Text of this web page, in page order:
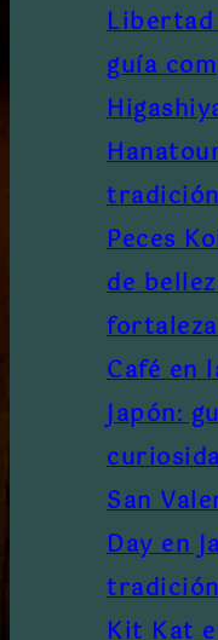
Libertad
guía
Peces
de
Café en
Japón:
San
Day en